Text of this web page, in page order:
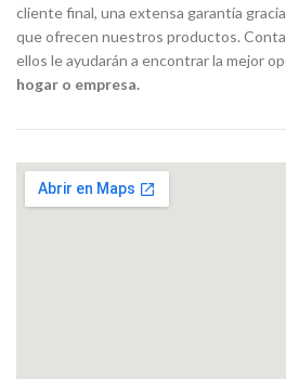
cliente final, una extensa garantía
que ofrecen nuestros productos.
ellos le ayudarán a encontrar la mejor
hogar o empresa.